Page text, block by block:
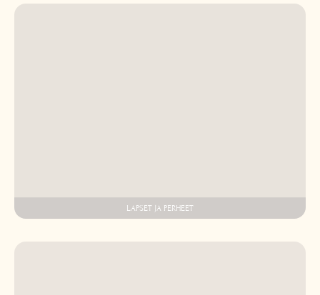
LAPSET JA PERHEET